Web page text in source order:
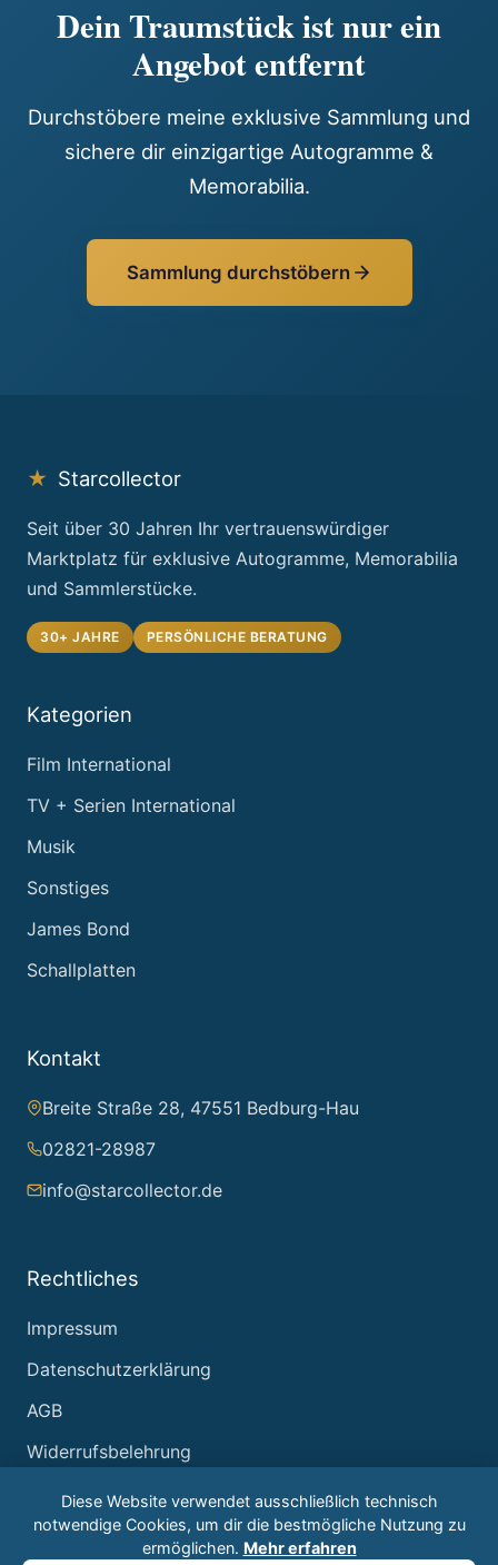
Dein Traumstück ist nur ein
Angebot entfernt
Durchstöbere meine exklusive Sammlung und
sichere dir einzigartige Autogramme &
Memorabilia.
Sammlung durchstöbern
★ Starcollector
Seit über 30 Jahren Ihr vertrauenswürdiger
Marktplatz für exklusive Autogramme, Memorabilia
und Sammlerstücke.
30+ JAHRE PERSÖNLICHE BERATUNG
Kategorien
Film International
TV + Serien International
Musik
Sonstiges
James Bond
Schallplatten
Kontakt
Breite Straße 28, 47551 Bedburg-Hau
02821-28987
info@starcollector.de
Rechtliches
Impressum
Datenschutzerklärung
AGB
Widerrufsbelehrung
© 2026 Starcollector – Jürgen Reintjes. Alle Rechte
Diese Website verwendet ausschließlich technisch
notwendige Cookies, um dir die bestmögliche Nutzung zu
ermöglichen. Mehr erfahren